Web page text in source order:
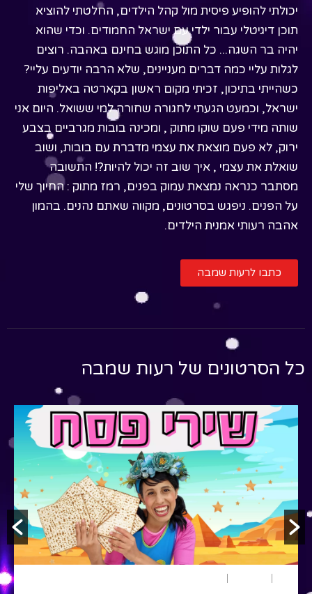
יכולתי להופיע פיסית מול קהל הילדים, החלטתי להוציא
תוכן דיגיטלי עבור ילדי עם ישראל החמודים. וכדי שהוא
יהיה בר השגה... כל התוכן מוגש בחינם באהבה. רוצים
לגלות עליי כמה דברים מעניינים, שלא הרבה יודעים עליי?
כשהייתי בתיכון, זכיתי מקום ראשון בקארטה באליפות
ישראל, וכמעט הגעתי לחגורה שחורה למי ששואל. היום אני
שותה מידי פעם שוקו מתוק , ומכינה בובות מגרביים בצבע
ירוק, לא פעם מוצאת את עצמי מדברת עם בובות, ושוב
שואלת את עצמי , איך שוב זה יכול להיות?! התשובה
מסתבר כנראה נמצאת עמוק בפנים, רמז מתוק : החיוך שלי
על הפנים. ניפגש בסרטונים, מקווה שאתם נהנים. בהמון
אהבה רעותי אמנית הילדים.
כתבו לרעות שמבה
כל הסרטונים של רעות שמבה